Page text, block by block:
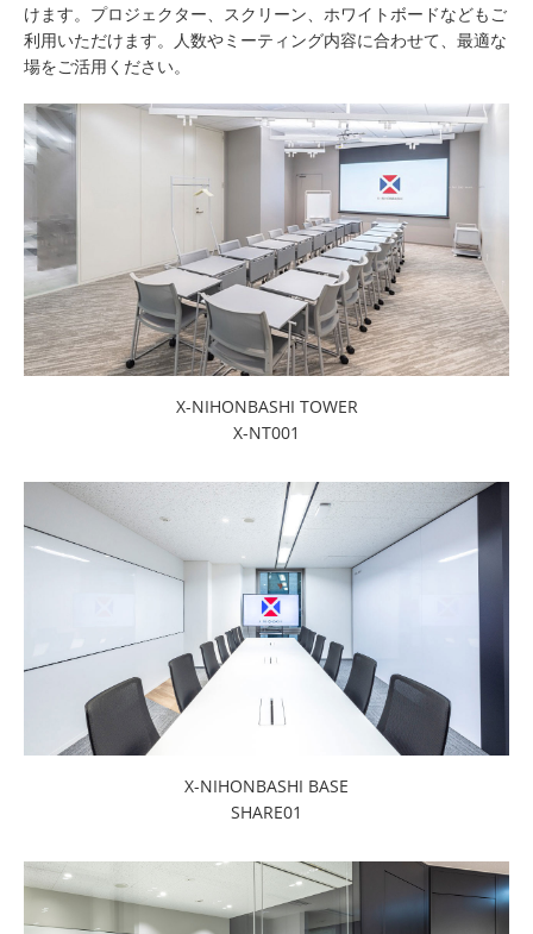
けます。プロジェクター、スクリーン、ホワイトボードなどもご
利用いただけます。人数やミーティング内容に合わせて、最適な
場をご活用ください。
X-NIHONBASHI TOWER
X-NT001
X-NIHONBASHI BASE
SHARE01